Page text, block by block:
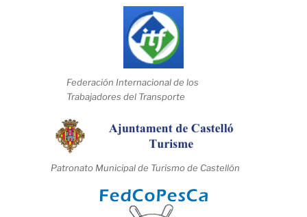
Federación Internacional de los
Trabajadores del Transporte
Patronato Municipal de Turismo de Castellón